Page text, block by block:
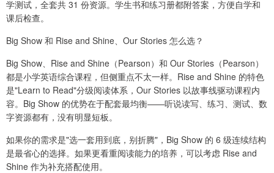
学测试，全套共 31 份资源。学生书和练习册都附答案，方便自学和
课后检查。
Big Show 和 Rise and Shine、Our Stories 怎么选？
Big Show、Rise and Shine（Pearson）和 Our Stories（Pearson）
都是小学英语综合课程，但侧重点不太一样。Rise and Shine 的特色
是"Learn to Read"分级阅读体系，Our Stories 以故事线驱动课程内
容。Big Show 的优势在于配套最均衡——听说读写、练习、测试、数
字资源都有，没有明显短板。
如果你的需求是"选一套用到底，别折腾"，Big Show 的 6 级连续结构
是最省心的选择。如果更看重阅读能力的培养，可以考虑 Rise and
Shine 作为补充搭配使用。